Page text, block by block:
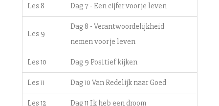
Les 8 Dag 7 - Een cijfer voor je leven
Les 9
Dag 8 - Verantwoordelijkheid
nemen voor je leven
Les 10 Dag 9 Positief kijken
Les 11 Dag 10 Van Redelijk naar Goed
Les 12 Dag 11 Ik heb een droom